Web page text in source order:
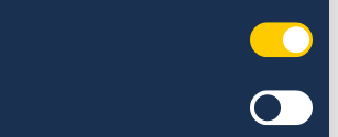
samlade stöd på